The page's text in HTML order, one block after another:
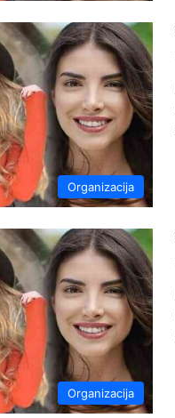
Organizacija
Organizacija